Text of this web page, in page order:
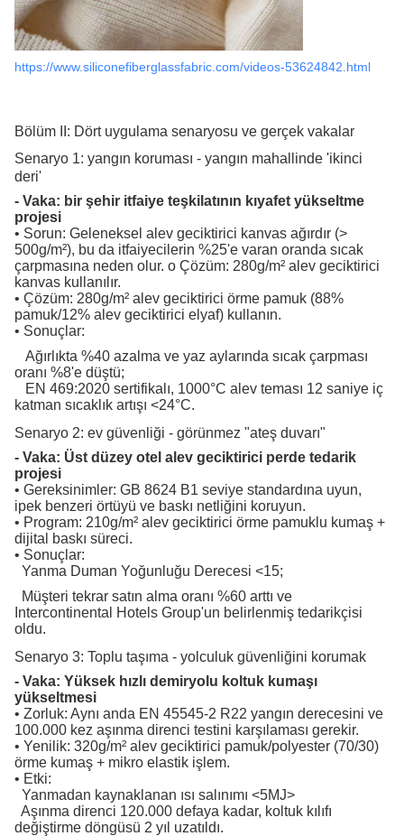
https://www.siliconefiberglassfabric.com/videos-53624842.html
Bölüm II: Dört uygulama senaryosu ve gerçek vakalar
Senaryo 1: yangın koruması - yangın mahallinde 'ikinci
deri'
- Vaka: bir şehir itfaiye teşkilatının kıyafet yükseltme
projesi
• Sorun: Geleneksel alev geciktirici kanvas ağırdır (>
500g/m²), bu da itfaiyecilerin %25'e varan oranda sıcak
çarpmasına neden olur. o Çözüm: 280g/m² alev geciktirici
kanvas kullanılır.
• Çözüm: 280g/m² alev geciktirici örme pamuk (88%
pamuk/12% alev geciktirici elyaf) kullanın.
• Sonuçlar:
Ağırlıkta %40 azalma ve yaz aylarında sıcak çarpması
oranı %8'e düştü;
EN 469:2020 sertifikalı, 1000°C alev teması 12 saniye iç
katman sıcaklık artışı <24°C.
Senaryo 2: ev güvenliği - görünmez "ateş duvarı"
- Vaka: Üst düzey otel alev geciktirici perde tedarik
projesi
• Gereksinimler: GB 8624 B1 seviye standardına uyun,
ipek benzeri örtüyü ve baskı netliğini koruyun.
• Program: 210g/m² alev geciktirici örme pamuklu kumaş +
dijital baskı süreci.
• Sonuçlar:
Yanma Duman Yoğunluğu Derecesi <15;
Müşteri tekrar satın alma oranı %60 arttı ve
Intercontinental Hotels Group'un belirlenmiş tedarikçisi
oldu.
Senaryo 3: Toplu taşıma - yolculuk güvenliğini korumak
- Vaka: Yüksek hızlı demiryolu koltuk kumaşı
yükseltmesi
• Zorluk: Aynı anda EN 45545-2 R22 yangın derecesini ve
100.000 kez aşınma direnci testini karşılaması gerekir.
• Yenilik: 320g/m² alev geciktirici pamuk/polyester (70/30)
örme kumaş + mikro elastik işlem.
• Etki:
Yanmadan kaynaklanan ısı salınımı <5MJ>
Aşınma direnci 120.000 defaya kadar, koltuk kılıfı
değiştirme döngüsü 2 yıl uzatıldı.